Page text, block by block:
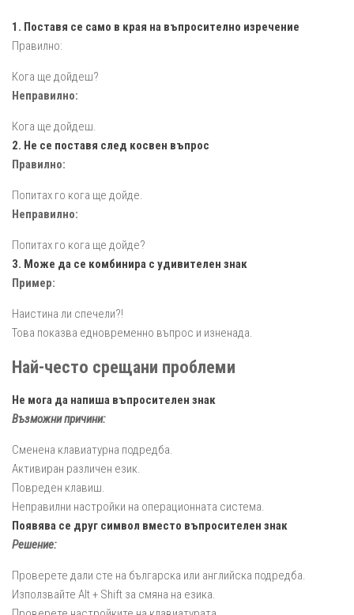
1. Поставя се само в края на въпросително изречение
Правилно:
Кога ще дойдеш?
Неправилно:
Кога ще дойдеш.
2. Не се поставя след косвен въпрос
Правилно:
Попитах го кога ще дойде.
Неправилно:
Попитах го кога ще дойде?
3. Може да се комбинира с удивителен знак
Пример:
Наистина ли спечели?!
Това показва едновременно въпрос и изненада.
Най-често срещани проблеми
Не мога да напиша въпросителен знак
Възможни причини:
Сменена клавиатурна подредба.
Активиран различен език.
Повреден клавиш.
Неправилни настройки на операционната система.
Появява се друг символ вместо въпросителен знак
Решение:
Проверете дали сте на българска или английска подредба.
Използвайте Alt + Shift за смяна на езика.